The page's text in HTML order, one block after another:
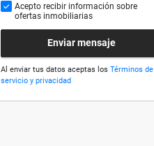
Acepto recibir información sobre
ofertas inmobiliarias
Enviar mensaje
Al enviar tus datos aceptas los Términos de
servicio y privacidad